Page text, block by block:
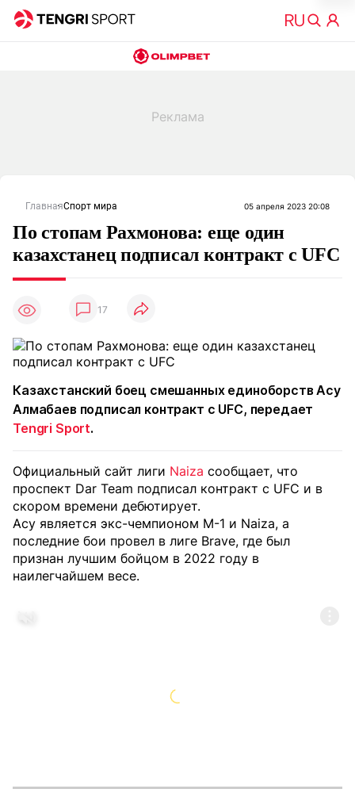
ГлавнаяСпорт мира 05 апреля 2023 20:08
По стопам Рахмонова: еще один
казахстанец подписал контракт с UFC
17
Казахстанский боец смешанных единоборств Асу
Алмабаев подписал контракт с UFC, передает
Tengri Sport.
Официальный сайт лиги Naiza сообщает, что
проспект Dar Team подписал контракт с UFC и в
скором времени дебютирует.
Асу является экс-чемпионом М-1 и Naiza, а
последние бои провел в лиге Brave, где был
признан лучшим бойцом в 2022 году в
наилегчайшем весе.